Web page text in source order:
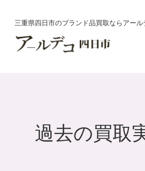
三重県四日市のブランド品買取ならアール
過去の買取